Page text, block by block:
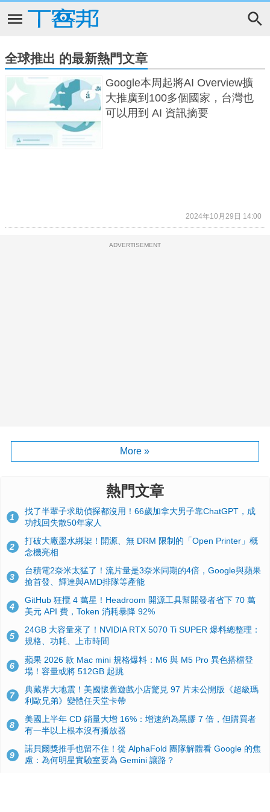
全球推出 的最新熱門文章
Google本周起將AI Overview擴
大推廣到100多個國家，台灣也
可以用到 AI 資訊摘要
2024年10月29日 14:00
ADVERTISEMENT
More »
熱門文章
1
找了半輩子求助偵探都沒用！66歲加拿大男子靠ChatGPT，成
功找回失散50年家人
2
打破大廠墨水綁架！開源、無 DRM 限制的「Open Printer」概
念機亮相
3
台積電2奈米太猛了！流片量是3奈米同期的4倍，Google與蘋果
搶首發、輝達與AMD排隊等產能
4
GitHub 狂攬 4 萬星！Headroom 開源工具幫開發者省下 70 萬
美元 API 費，Token 消耗暴降 92%
5
24GB 大容量來了！NVIDIA RTX 5070 Ti SUPER 爆料總整理：
規格、功耗、上市時間
6
蘋果 2026 款 Mac mini 規格爆料：M6 與 M5 Pro 異色搭檔登
場！容量或將 512GB 起跳
7
典藏界大地震！美國懷舊遊戲小店驚見 97 片未公開版《超級瑪
利歐兄弟》變體任天堂卡帶
8
美國上半年 CD 銷量大增 16%：增速約為黑膠 7 倍，但購買者
有一半以上根本沒有播放器
9
諾貝爾獎推手也留不住！從 AlphaFold 團隊解體看 Google 的焦
慮：為何明星實驗室要為 Gemini 讓路？